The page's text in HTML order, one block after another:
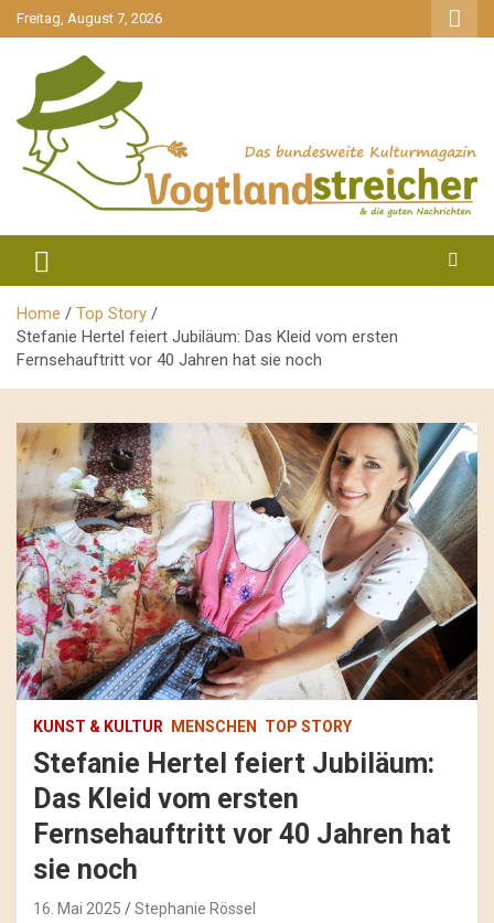
gehe
zum
Freitag, August 7, 2026
Vogtlandstreicher
Home
Top Story
Stefanie Hertel feiert Jubiläum: Das Kleid vom ersten
Fernsehauftritt vor 40 Jahren hat sie noch
KUNST & KULTUR MENSCHEN TOP STORY
Stefanie Hertel feiert Jubiläum:
Das Kleid vom ersten
Fernsehauftritt vor 40 Jahren hat
sie noch
16. Mai 2025 Stephanie Rössel